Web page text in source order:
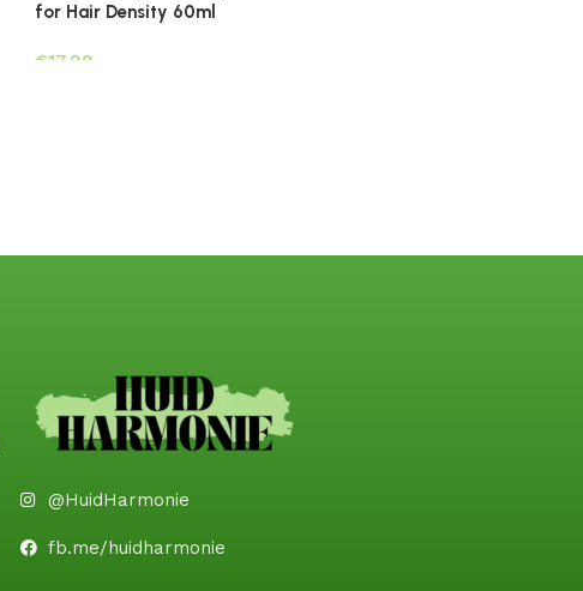
for Hair Density 60ml
€
@HuidHarmonie
fb.me/huidharmonie